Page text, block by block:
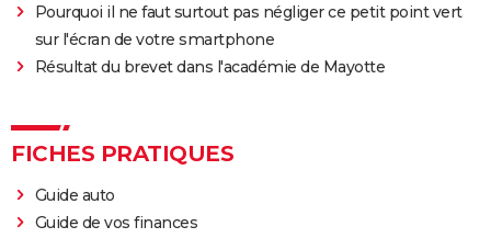
Pourquoi il ne faut surtout pas négliger ce petit point vert
sur l'écran de votre smartphone
Résultat du brevet dans l'académie de Mayotte
FICHES PRATIQUES
Guide auto
Guide de vos finances